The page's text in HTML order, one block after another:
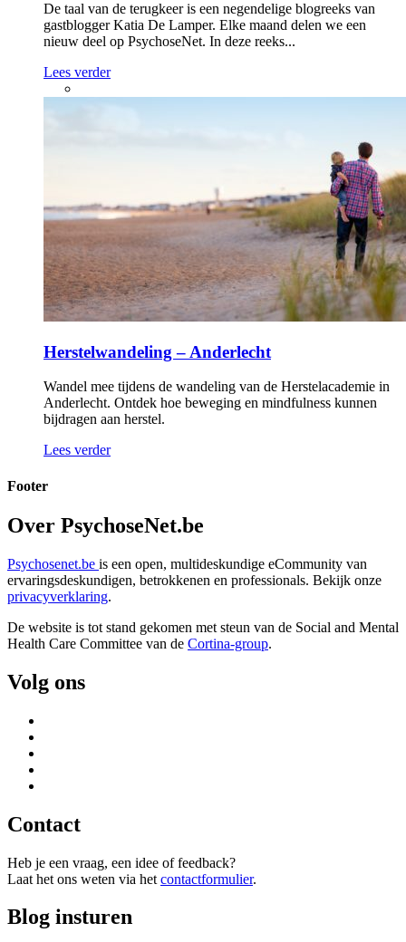
De taal van de terugkeer is een negendelige blogreeks van
gastblogger Katia De Lamper. Elke maand delen we een
nieuw deel op PsychoseNet. In deze reeks...
Lees verder
Herstelwandeling – Anderlecht
Wandel mee tijdens de wandeling van de Herstelacademie in
Anderlecht. Ontdek hoe beweging en mindfulness kunnen
bijdragen aan herstel.
Lees verder
Footer
Over PsychoseNet.be
Psychosenet.be is een open, multideskundige eCommunity van
ervaringsdeskundigen, betrokkenen en professionals. Bekijk onze
privacyverklaring.
De website is tot stand gekomen met steun van de Social and Mental
Health Care Committee van de Cortina-group.
Volg ons
Contact
Heb je een vraag, een idee of feedback?
Laat het ons weten via het contactformulier.
Blog insturen